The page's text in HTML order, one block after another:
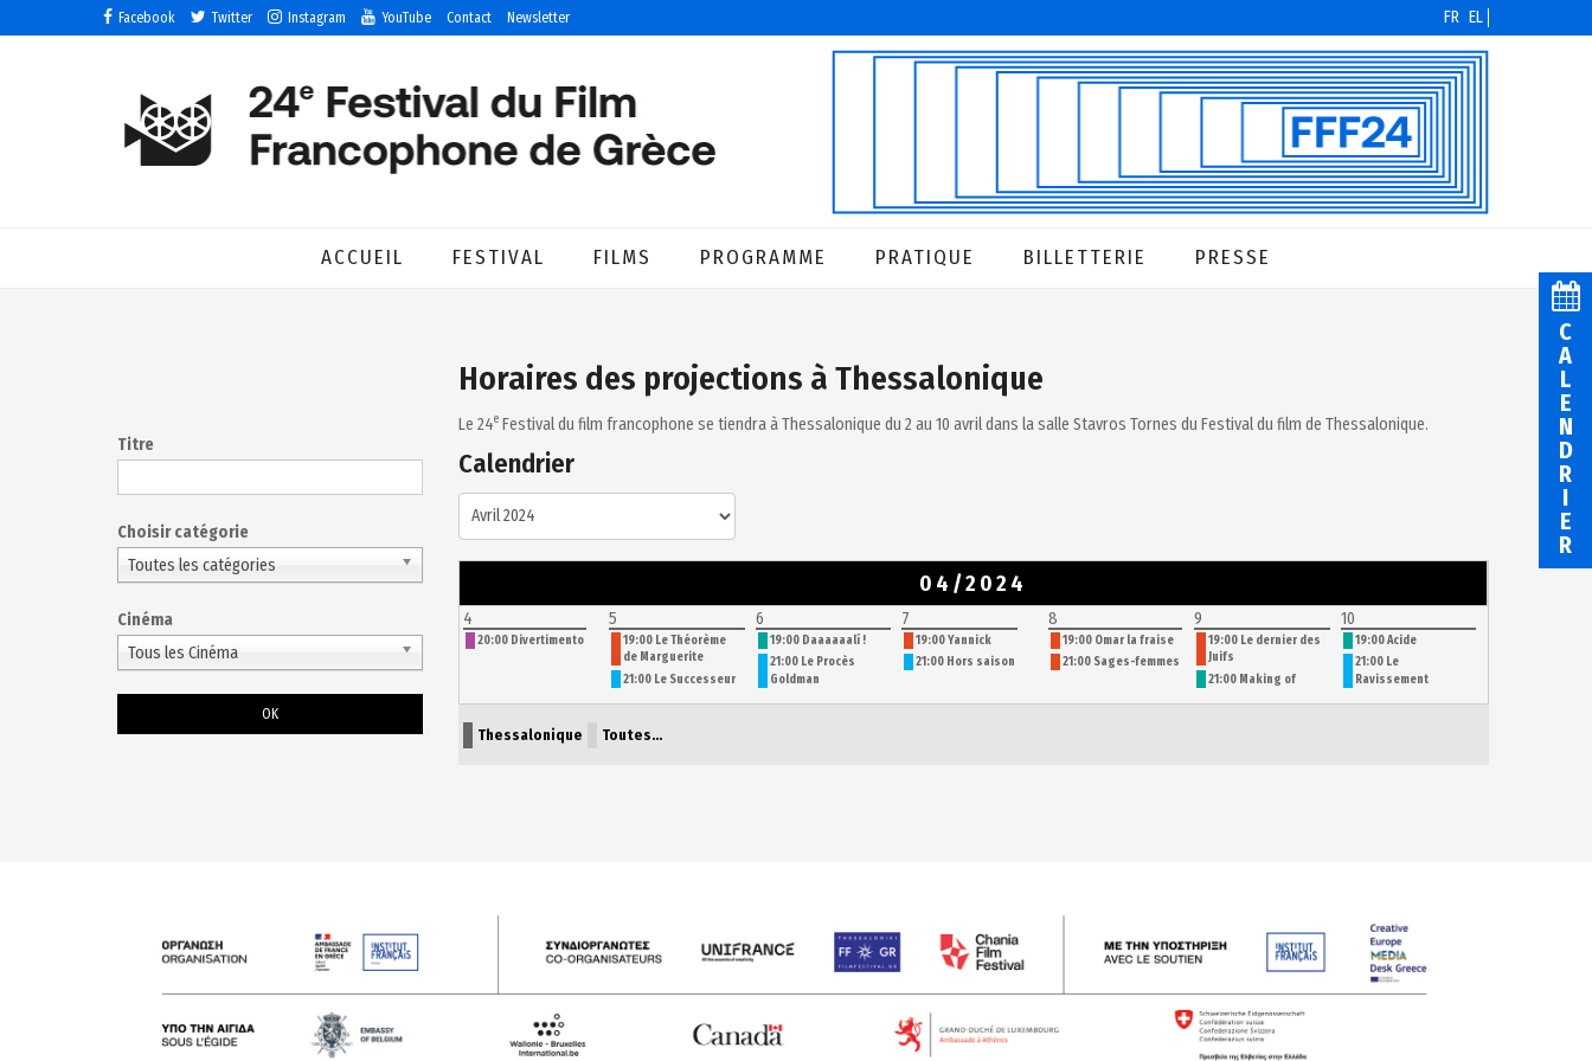
Facebook Twitter Instagram YouTube Contact Newsletter FR EL
ACCUEIL FESTIVAL FILMS PROGRAMME PRATIQUE BILLETTERIE PRESSE
Titre
Choisir catégorie
Choisissez une catégorie pour filtrer la liste
Toutes les catégories
Cinéma
Tous les Cinéma
Horaires des projections à Thessalonique
Le 24e Festival du film francophone se tiendra à Thessalonique du 2 au 10 avril dans la salle Stavros Tornes du Festival du film de Thessalonique.
Calendrier
04/2024
4
20:00 Divertimento
5
19:00 Le Théorème
de Marguerite
21:00 Le Successeur
6
19:00 Daaaaaalí !
21:00 Le Procès
Goldman
7
19:00 Yannick
21:00 Hors saison
8
19:00 Omar la fraise
21:00 Sages-femmes
9
19:00 Le dernier des
Juifs
21:00 Making of
10
19:00 Acide
21:00 Le
Ravissement
Thessalonique Toutes…
C
A
L
E
N
D
R
I
E
R